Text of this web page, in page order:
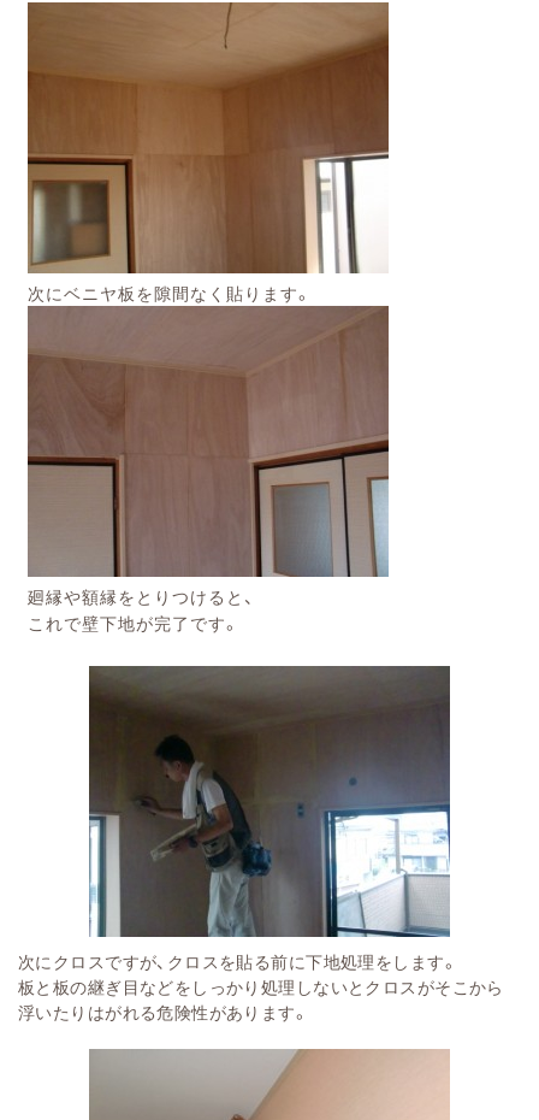
次にベニヤ板を隙間なく貼ります。
廻縁や額縁をとりつけると、
これで壁下地が完了です。
次にクロスですが、クロスを貼る前に下地処理をします。
板と板の継ぎ目などをしっかり処理しないとクロスがそこから
浮いたりはがれる危険性があります。